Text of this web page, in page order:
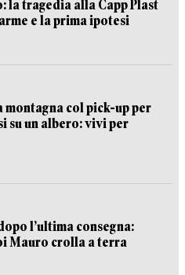
la tragedia alla Capp Plast
e la prima ipotesi
col pick-up per
su un albero: vivi per
l’ultima consegna:
Mauro crolla a terra